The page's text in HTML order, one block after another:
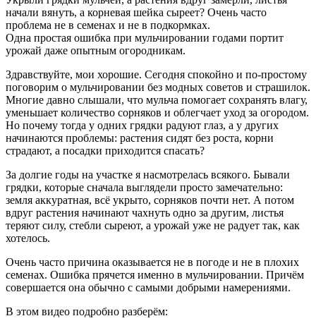
начали вянуть, а корневая шейка сыреет? Очень часто
проблема не в семенах и не в подкормках.
Одна простая ошибка при мульчировании годами портит
урожай даже опытным огородникам.
Здравствуйте, мои хорошие. Сегодня спокойно и по-простому
поговорим о мульчировании без модных советов и страшилок.
Многие давно слышали, что мульча помогает сохранять влагу,
уменьшает количество сорняков и облегчает уход за огородом.
Но почему тогда у одних грядки радуют глаз, а у других
начинаются проблемы: растения сидят без роста, корни
страдают, а посадки приходится спасать?
За долгие годы на участке я насмотрелась всякого. Бывали
грядки, которые сначала выглядели просто замечательно:
земля аккуратная, всё укрыто, сорняков почти нет. А потом
вдруг растения начинают чахнуть одно за другим, листья
теряют силу, стебли сыреют, а урожай уже не радует так, как
хотелось.
Очень часто причина оказывается не в погоде и не в плохих
семенах. Ошибка прячется именно в мульчировании. Причём
совершается она обычно с самыми добрыми намерениями.
В этом видео подробно разберём: